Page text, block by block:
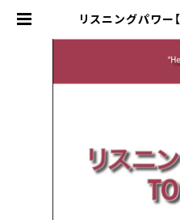
リスニングパワー
ロ